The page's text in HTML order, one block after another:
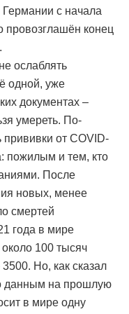
с начала
конец
ослаблять
одной, уже
документах –
умереть. По-
от COVID-
пожилым и тем, кто
После
новых, менее
смертей
года в мире
100 тысяч
Но, как сказал
данным на прошлую
в мире одну